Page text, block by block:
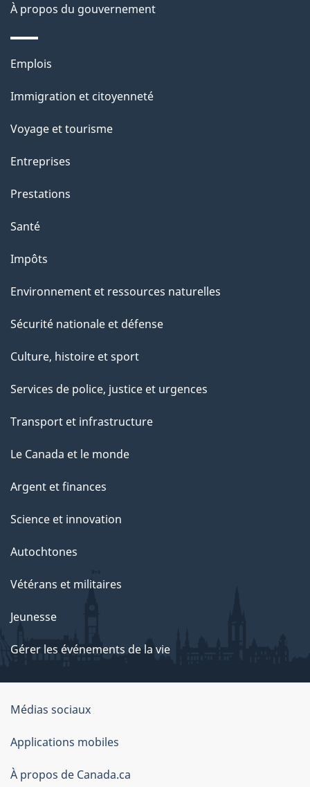
g
e
À propos du gouvernement
Thèmes
sujets
Emplois
Immigration et citoyenneté
Voyage et tourisme
Entreprises
Prestations
Santé
Impôts
Environnement et ressources naturelles
Sécurité nationale et défense
Culture, histoire et sport
Services de police, justice et urgences
Transport et infrastructure
Le Canada et le monde
Argent et finances
Science et innovation
Autochtones
Vétérans et militaires
Jeunesse
Gérer les événements de la vie
Organisation
du
gouvernement
du
Médias sociaux
Applications mobiles
À propos de Canada.ca